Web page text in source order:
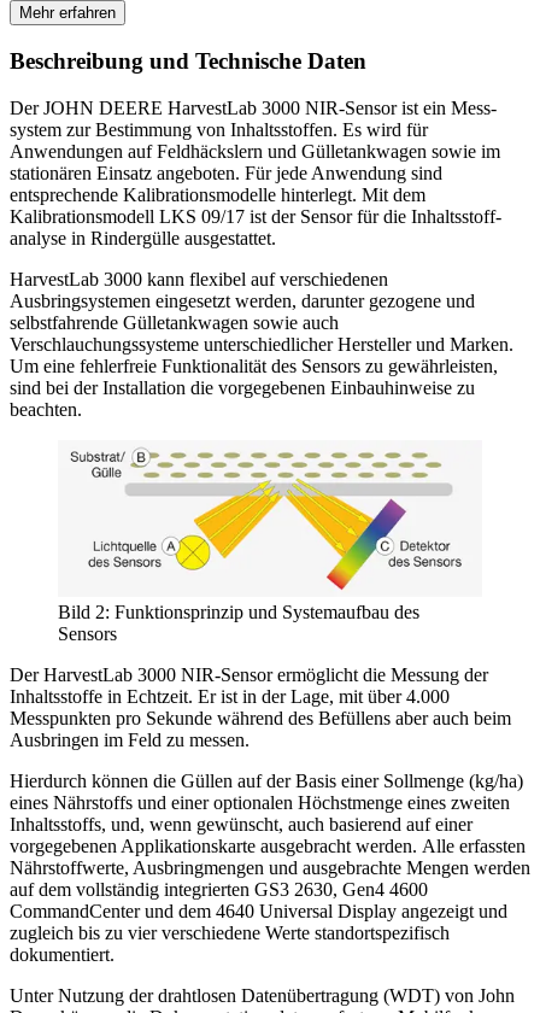
Mehr erfahren
Beschreibung und Technische Daten
Der JOHN DEERE HarvestLab 3000 NIR-Sensor ist ein Mess­
system zur Bestimmung von Inhaltsstoffen. Es wird für
Anwendungen auf Feldhäckslern und Gülletankwagen sowie im
stationären Einsatz angeboten. Für jede Anwendung sind
entsprechende Kalibrationsmodelle hinterlegt. Mit dem
Kalibrationsmodell LKS 09/17 ist der Sensor für die Inhalts­stoff­
analyse in Rindergülle ausgestattet.
HarvestLab 3000 kann flexibel auf verschiedenen
Ausbringsystemen eingesetzt werden, darunter gezogene und
selbstfahrende Gülletankwagen sowie auch
Verschlauchungssysteme unterschiedlicher Hersteller und Marken.
Um eine fehlerfreie Funktionalität des Sensors zu gewährleisten,
sind bei der Installation die vorgegebenen Einbauhinweise zu
beachten.
Bild 2: Funktionsprinzip und Systemaufbau des
Sensors
Der HarvestLab 3000 NIR-Sensor ermöglicht die Messung der
Inhaltsstoffe in Echtzeit. Er ist in der Lage, mit über 4.000
Messpunkten pro Sekunde während des Befüllens aber auch beim
Ausbringen im Feld zu messen.
Hierdurch können die Güllen auf der Basis einer Sollmenge (kg/ha)
eines Nährstoffs und einer optionalen Höchstmenge eines zweiten
Inhaltsstoffs, und, wenn gewünscht, auch basierend auf einer
vorgegebenen Applikationskarte ausgebracht werden. Alle erfassten
Nährstoffwerte, Ausbringmengen und ausgebrachte Mengen werden
auf dem vollständig integrierten GS3 2630, Gen4 4600
CommandCenter und dem 4640 Universal Display angezeigt und
zugleich bis zu vier verschiedene Werte standortspezifisch
dokumentiert.
Unter Nutzung der drahtlosen Datenübertragung (WDT) von John